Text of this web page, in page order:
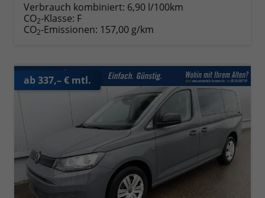
Verbrauch kombiniert: 6,90 l/100km
CO2-Klasse: F
CO2-Emissionen: 157,00 g/km
ab 337,– € mtl.